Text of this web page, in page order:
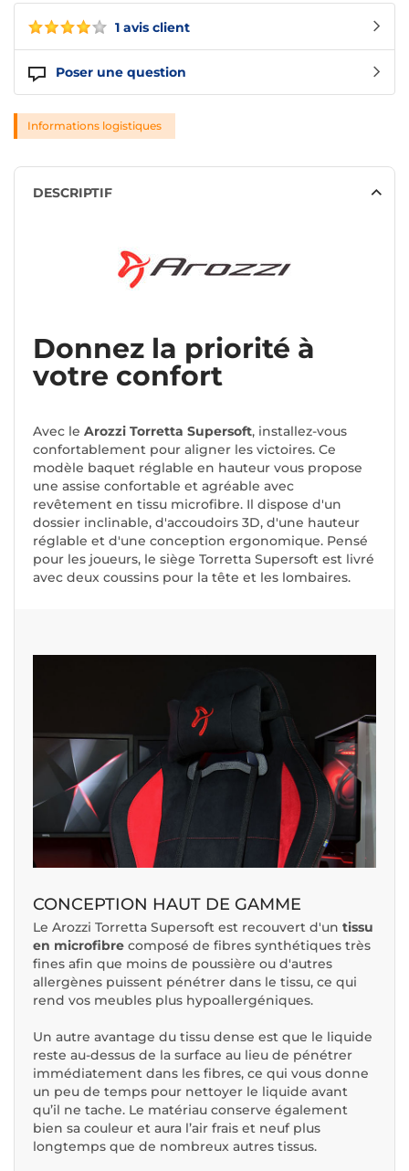
1 avis client
Poser une question
Informations logistiques
DESCRIPTIF
Donnez la priorité à
votre confort
Avec le Arozzi Torretta Supersoft, installez-vous
confortablement pour aligner les victoires. Ce
modèle baquet réglable en hauteur vous propose
une assise confortable et agréable avec
revêtement en tissu microfibre. Il dispose d'un
dossier inclinable, d'accoudoirs 3D, d'une hauteur
réglable et d'une conception ergonomique. Pensé
pour les joueurs, le siège Torretta Supersoft est livré
avec deux coussins pour la tête et les lombaires.
CONCEPTION HAUT DE GAMME
Le Arozzi Torretta Supersoft est recouvert d'un tissu
en microfibre composé de fibres synthétiques très
fines afin que moins de poussière ou d'autres
allergènes puissent pénétrer dans le tissu, ce qui
rend vos meubles plus hypoallergéniques.
Un autre avantage du tissu dense est que le liquide
reste au-dessus de la surface au lieu de pénétrer
immédiatement dans les fibres, ce qui vous donne
un peu de temps pour nettoyer le liquide avant
qu’il ne tache. Le matériau conserve également
bien sa couleur et aura l’air frais et neuf plus
longtemps que de nombreux autres tissus.